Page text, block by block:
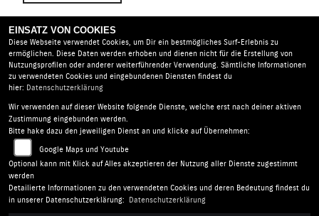
Berlin | Deutschland
AGB
|
Barrierefreiheit
Folgen Sie uns
EINSATZ VON COOKIES
Diese Webseite verwendet Cookies, um Dir ein bestmögliches Surf-Erlebnis zu
ermöglichen. Diese Daten werden erhoben und dienen nicht für die Erstellung von
Nutzungsprofilen oder anderer weiterführender Verwendung. Sämtliche Informationen
zu verwendeten Cookies und eingebundenen Diensten findest du
hier: Datenschutzerklärung
Wir verwenden auf dieser Website folgende Dienste, welche erst nach deiner aktiven
Zustimmung eingebunden werden.
Bitte hake dazu den jeweiligen Dienst an und klicke auf Übernehmen:
Google Maps und Youtube
Optional kann mit Klick auf Alles akzeptieren der Nutzung aller Dienste zugestimmt
werden
Detailierte Informationen zu den verwendeten Cookies und deren Bedeutung findest du
in unserer Datenschutzerklärung:
Datenschutzerklärung